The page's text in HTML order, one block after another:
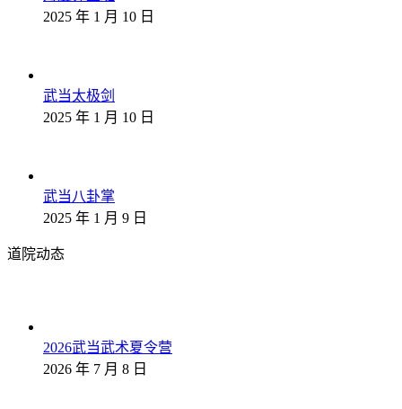
2025 年 1 月 10 日
武当太极剑
2025 年 1 月 10 日
武当八卦掌
2025 年 1 月 9 日
道院动态
2026武当武术夏令营
2026 年 7 月 8 日